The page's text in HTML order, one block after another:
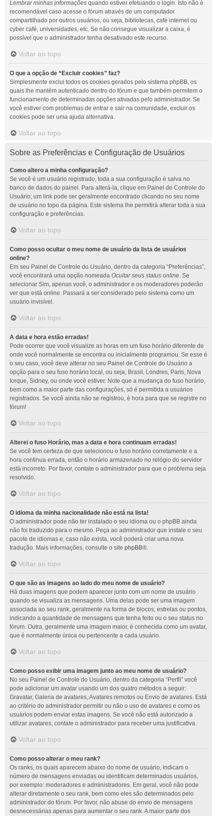
Lembrar minhas informações quando estiver efetuando o login. Isto não é
recomendável caso acesse o fórum através de um computador
compartilhado por outros usuários, ou seja, bibliotecas, café internet ou
cyber café, universidades, etc. Se não consegue visualizar a caixa, é
possível que o administrador tenha desativado este recurso.
Voltar ao topo
O que a opção de “Excluir cookies” faz?
Simplesmente exclui todos os cookies gerados pelo sistema phpBB, os
quais lhe mantém autenticado dentro do fórum e que também permitem o
funcionamento de determinadas opções ativadas pelo administrador. Se
você estiver com problemas de entrar e sair na comunidade, excluir os
cookies pode ser uma ajuda alternativa.
Voltar ao topo
Sobre as Preferências e Configuração de Usuários
Como altero a minha configuração?
Se você é um usuário registrado, toda a sua configuração é salva no
banco de dados do painel. Para alterá-la, clique em Painel de Controle do
Usuário; um link pode ser geralmente encontrado clicando no seu nome
de usuário no topo da página. Este sistema lhe permitirá alterar toda a sua
configuração e preferências.
Voltar ao topo
Como posso ocultar o meu nome de usuário da lista de usuários
online?
Em seu Painel de Controle do Usuário, dentro da categoria “Preferências”,
você encontrará uma opção nomeada Ocultar seus status online. Se
selecionar Sim, apenas você, o administrador e os moderadores poderão
ver que está online. Passará a ser considerado pelo sistema como um
usuário invisível.
Voltar ao topo
A data e hora estão erradas!
Pode ocorrer que você visualize as horas em um fuso horário diferente de
onde você normalmente se encontra ou inicialmente programou. Se esse é
o seu caso, você deve alterar no seu Painel de Controle do Usuário a
opção para o seu fuso horário local, ou seja, Brasil, Londres, Paris, Nova
Iorque, Sidney, ou onde você estiver. Note que a mudança do fuso horário,
bem como a maior parte das configurações, só é permitida a usuários
registrados. Se você ainda não se registrou, é hora para que se registre no
fórum!
Voltar ao topo
Alterei o fuso Horário, mas a data e hora continuam erradas!
Se você tem certeza de que selecionou o fuso horário corretamente e a
hora continua errada, então o horário armazenado no relógio do servidor
está incorreto. Por favor, contate o administrador para que o problema seja
resolvido.
Voltar ao topo
O idioma da minha nacionalidade não está na lista!
O administrador pode não ter instalado o seu idioma ou o phpBB ainda
não foi traduzido para o mesmo. Peça ao administrador que instale o seu
pacote de idiomas e, caso não exista, você poderá criar uma nova
tradução. Mais informações, consulte o site phpBB®.
Voltar ao topo
O que são as imagens ao lado do meu nome de usuário?
Há duas imagens que podem aparecer junto com um nome de usuário
quando se visualiza as mensagens. Uma delas pode ser uma imagem
associada ao seu rank, geralmente na forma de blocos, estrelas ou pontos,
indicando a quantidade de mensagens que tenha feito ou o seu status no
fórum. Outra, geralmente uma imagem maior, é conhecida como um avatar,
que é normalmente única ou pertencente a cada usuário.
Voltar ao topo
Como posso exibir uma imagem junto ao meu nome de usuário?
No seu Painel de Controle do Usuário, dentro da categoria “Perfil” você
pode adicionar um avatar usando um dos quatro métodos a seguir:
Gravatar, Galeria de avatares, Avatares remotos ou Envio de avatares. Está
ao critério do administrador permitir ou não o uso de avatares e como os
usuários podem enviar estas imagens. Se você não está autorizado a
utilizar avatares, contate o administrador para receber uma justificativa.
Voltar ao topo
Como posso alterar o meu rank?
Os ranks, os quais aparecem abaixo do nome de usuário, indicam o
número de mensagens enviadas ou identificam determinados usuários,
por exemplo: moderadores e administradores. Em geral, você não pode
alterar diretamente o seu rank, bem como eles são determinados pelo
administrador do fórum. Por favor, não abuse do envio de mensagens
desnecessárias apenas para aumentar o seu rank. A maior parte dos